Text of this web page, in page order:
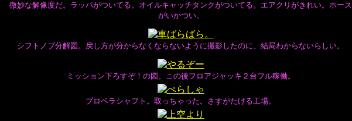
微妙な解像度だ。ラッパがついてる。オイルキャッチタンクがついてる。エアクリがきれい。ホース
がいかつい。
シフトノブ分解図。戻し方が分からなくならないように撮影したのに、結局わからないらしい。
ミッション下ろすぞ！の図。この後フロアジャッキ２台フル稼働。
プロペラシャフト。取っちゃった。さすがたける工場。